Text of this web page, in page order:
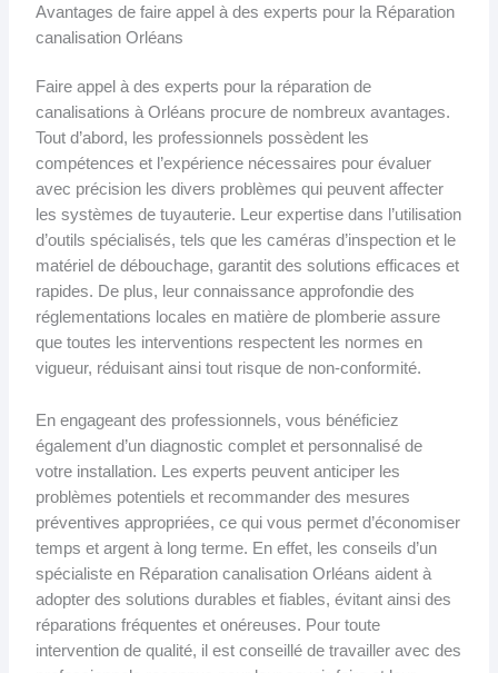
Avantages de faire appel à des experts pour la Réparation
canalisation Orléans
Faire appel à des experts pour la réparation de
canalisations à Orléans procure de nombreux avantages.
Tout d’abord, les professionnels possèdent les
compétences et l’expérience nécessaires pour évaluer
avec précision les divers problèmes qui peuvent affecter
les systèmes de tuyauterie. Leur expertise dans l’utilisation
d’outils spécialisés, tels que les caméras d’inspection et le
matériel de débouchage, garantit des solutions efficaces et
rapides. De plus, leur connaissance approfondie des
réglementations locales en matière de plomberie assure
que toutes les interventions respectent les normes en
vigueur, réduisant ainsi tout risque de non-conformité.
En engageant des professionnels, vous bénéficiez
également d’un diagnostic complet et personnalisé de
votre installation. Les experts peuvent anticiper les
problèmes potentiels et recommander des mesures
préventives appropriées, ce qui vous permet d’économiser
temps et argent à long terme. En effet, les conseils d’un
spécialiste en Réparation canalisation Orléans aident à
adopter des solutions durables et fiables, évitant ainsi des
réparations fréquentes et onéreuses. Pour toute
intervention de qualité, il est conseillé de travailler avec des